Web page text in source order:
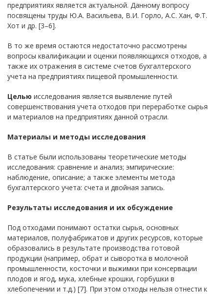
предприятиях является актуальной. Данному вопросу
посвящены труды Ю.А. Васильева, В.И. Горло, А.С. Хан, Ф.Т.
Хот и др. [3–6].
В то же время остаются недостаточно рассмотрены
вопросы квалификации и оценки появляющихся отходов, а
также их отражения в системе счетов бухгалтерского
учета на предприятиях пищевой промышленности.
Целью исследования является выявление путей
совершенствования учета отходов при переработке сырья
и материалов на предприятиях данной отрасли.
Материалы и методы исследования
В статье были использованы теоретические методы
исследования: сравнение и анализ; эмпирические:
наблюдение, описание; а также элементы метода
бухгалтерского учета: счета и двойная запись.
Результаты исследования и их обсуждение
Под отходами понимают остатки сырья, основных
материалов, полуфабрикатов и других ресурсов, которые
образовались в результате производства готовой
продукции (например, обрат и сыворотка в молочной
промышленности, косточки и выжимки при консервации
плодов и ягод, мука, хлебные крошки, горбушки в
хлебопечении и т.д.) [7]. При этом отходы нельзя отнести к